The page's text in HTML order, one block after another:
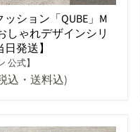
ッション「QUBE」M
しゃれデザインシリ
発送】
公式】
込・送料込)